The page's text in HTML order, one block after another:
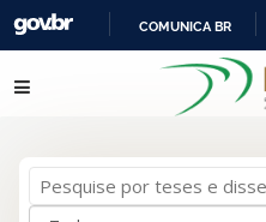
COMUNICA BR
Pular para o conteúdo